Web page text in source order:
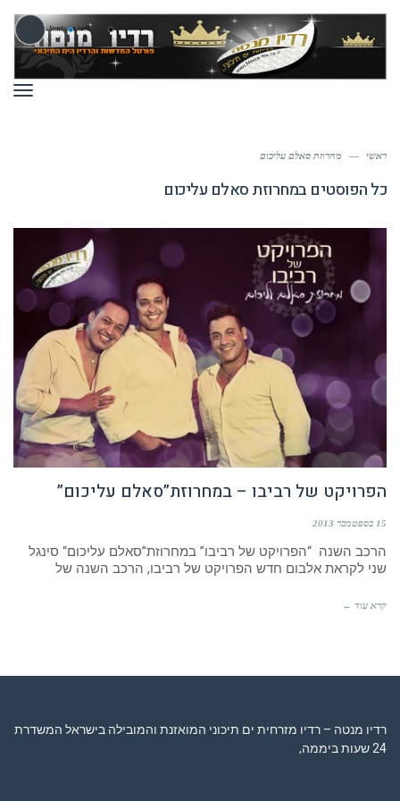
ראשי — מחרוזת סאלם עליכום
כל הפוסטים במחרוזת סאלם עליכום
הפרויקט של רביבו – במחרוזת”סאלם עליכום”
15 בספטמבר 2013
הרכב השנה “הפרויקט של רביבו” במחרוזת”סאלם עליכום“ סינגל
שני לקראת אלבום חדש הפרויקט של רביבו, הרכב השנה של
קרא עוד ←
רדיו מנטה – רדיו מזרחית ים תיכוני המואזנת והמובילה בישראל המשדרת
24 שעות ביממה,